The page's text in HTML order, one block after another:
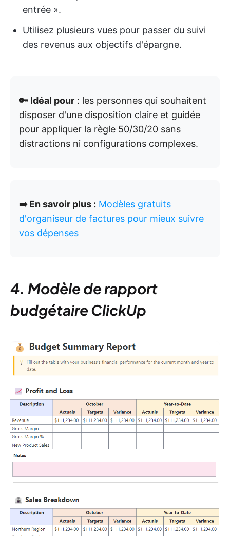
entrée ».
Utilisez plusieurs vues pour passer du suivi
des revenus aux objectifs d'épargne.
🔑 Idéal pour : les personnes qui souhaitent
disposer d'une disposition claire et guidée
pour appliquer la règle 50/30/20 sans
distractions ni configurations complexes.
➡️ En savoir plus : Modèles gratuits
d'organiseur de factures pour mieux suivre
vos dépenses
4. Modèle de rapport
budgétaire ClickUp